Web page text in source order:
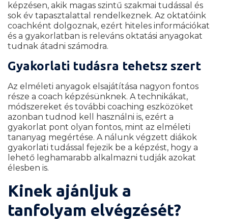
képzésen, akik magas szintű szakmai tudással és
sok év tapasztalattal rendelkeznek. Az oktatóink
coachként dolgoznak, ezért hiteles információkat
és a gyakorlatban is releváns oktatási anyagokat
tudnak átadni számodra.
Gyakorlati tudásra tehetsz szert
Az elméleti anyagok elsajátítása nagyon fontos
része a coach képzésünknek. A technikákat,
módszereket és további coaching eszközöket
azonban tudnod kell használni is, ezért a
gyakorlat pont olyan fontos, mint az elméleti
tananyag megértése. A nálunk végzett diákok
gyakorlati tudással fejezik be a képzést, hogy a
lehető leghamarabb alkalmazni tudják azokat
élesben is.
Kinek ajánljuk a
tanfolyam elvégzését?